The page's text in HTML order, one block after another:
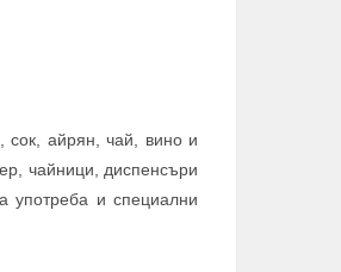
сок, айрян, чай, вино и
чайници, диспенсъри
употреба и специални